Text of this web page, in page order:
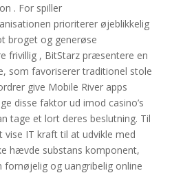
. For spiller
prioriterer øjeblikkelig
broget og generøse
frivillig , BitStarz præsentere en
som favoriserer traditionel stole
give Mobile River apps
disse faktor ud imod casino’s
tage et lort deres beslutning. Til
vise ​​IT kraft til at udvikle med
hævde substans komponent,
og uangribelig online